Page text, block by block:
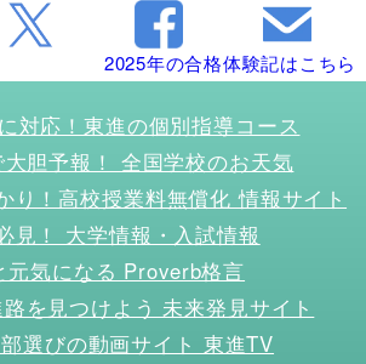
2025年の合格体験記はこちら
対応！東進の個別指導コース
胆予報！ 全国学校のお天気
り！高校授業料無償化 情報サイト
見！ 大学情報・入試情報
元気になる Proverb格言
を見つけよう 未来発見サイト
選びの動画サイト 東進TV